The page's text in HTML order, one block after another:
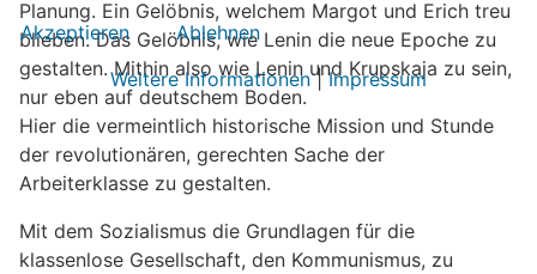
Planung. Ein Gelöbnis, welchem Margot und Erich treu
blieben. Das Gelöbnis, wie Lenin die neue Epoche zu
gestalten. Mithin also wie Lenin und Krupskaja zu sein,
nur eben auf deutschem Boden.
Hier die vermeintlich historische Mission und Stunde
der revolutionären, gerechten Sache der
Arbeiterklasse zu gestalten.
Mit dem Sozialismus die Grundlagen für die
klassenlose Gesellschaft, den Kommunismus, zu
Akzeptieren
Ablehnen
Weitere Informationen|Impressum